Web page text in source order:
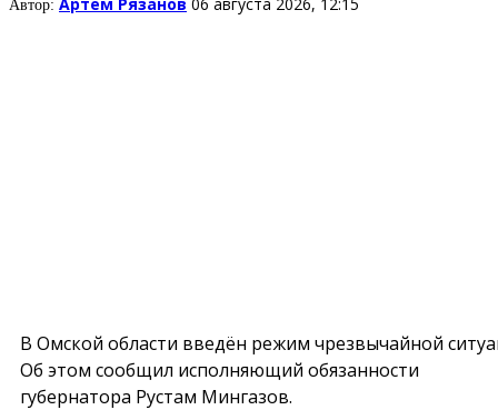
Автор:
В Омской области введён режим чрезвычайной
Об этом сообщил исполняющий обязанности
губернатора Рустам Мингазов.